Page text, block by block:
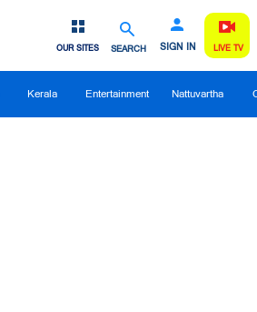
SEARCH SIGN IN
OUR SITES LIVE TV
Kerala Entertainment Nattuvartha